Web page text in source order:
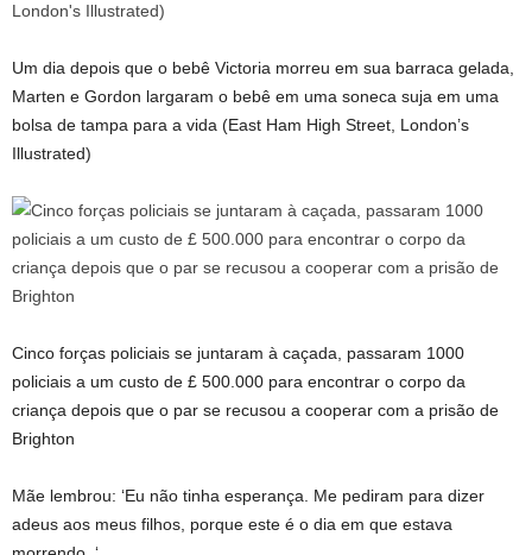
Um dia depois que o bebê Victoria morreu em sua barraca gelada,
Marten e Gordon largaram o bebê em uma soneca suja em uma
bolsa de tampa para a vida (East Ham High Street, London’s
Illustrated)
Cinco forças policiais se juntaram à caçada, passaram 1000
policiais a um custo de £ 500.000 para encontrar o corpo da
criança depois que o par se recusou a cooperar com a prisão de
Brighton
Mãe lembrou: ‘Eu não tinha esperança. Me pediram para dizer
adeus aos meus filhos, porque este é o dia em que estava